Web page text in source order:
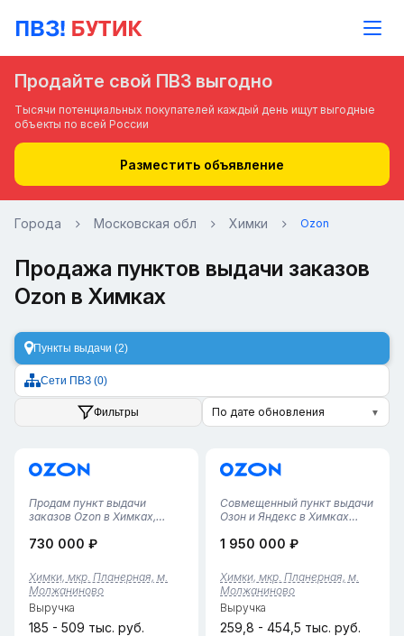
Продайте свой ПВЗ выгодно
Тысячи потенциальных покупателей каждый день ищут выгодные
объекты по всей России
Разместить объявление
Города Московская обл Химки Ozon
Продажа пунктов выдачи заказов
Ozon в Химках
Пункты выдачи (2)
Сети ПВЗ (0)
Фильтры По дате обновления ▼
Продам пункт выдачи
заказов Ozon в Химках,
с МЦД станцией
пешком). Пункт работает
стабильно более полугода,
всегда в плюсе. Выгодное
расположение меж...
730 000 ₽
Химки, мкр. Планерная, м.
Молжаниново
Выручка
185 - 509 тыс. руб.
Совмещенный пункт выдачи
Озон и Яндекс в Химках
совмещенный пункт выдачи
расположенный в районе
Молжаниново, предлагает
удобное решение для
получения заказов от
обоих...
1 950 000 ₽
Химки, мкр. Планерная, м.
Молжаниново
Выручка
259,8 - 454,5 тыс. руб.